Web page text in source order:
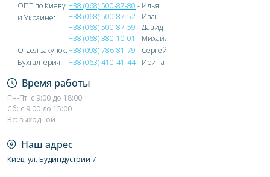
ОПТ по Киеву
и Украине:
+38 (068) 500-87-80 - Илья
+38 (068) 500-87-52- Иван
+38 (068) 500-87-59 - Давид
+38 (068) 380-10-01 - Михаил
Отдел закупок:+38 (098) 786-81-79 - Сергей
Бухгалтерия:
+38 (063) 410-41-44- Ирина
Время работы
Пн-Пт: с 9:00 до 18:00
Сб: с 9:00 до 15:00
Вс: выходной
Наш адрес
Киев, ул. Будиндустрии 7